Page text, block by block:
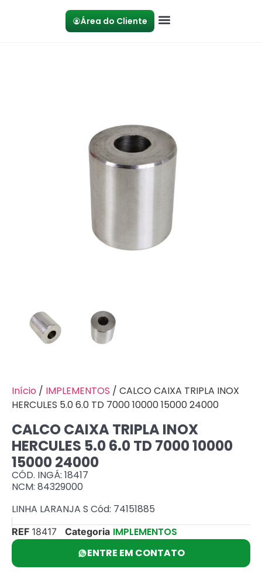
Área do Cliente
Início / IMPLEMENTOS / CALCO CAIXA TRIPLA INOX
HERCULES 5.0 6.0 TD 7000 10000 15000 24000
CALCO CAIXA TRIPLA INOX
HERCULES 5.0 6.0 TD 7000 10000
15000 24000
CÓD. INGÁ: 18417
NCM: 84329000
LINHA LARANJA S Cód: 74151885
REF 18417 Categoria IMPLEMENTOS
ENTRE EM CONTATO